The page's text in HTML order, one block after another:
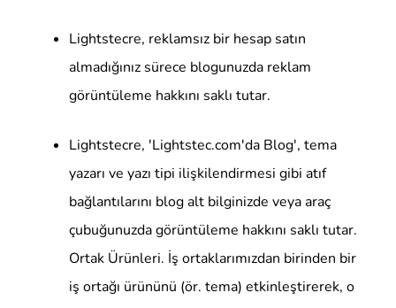
Lightstecre, reklamsız bir hesap satın
almadığınız sürece blogunuzda reklam
görüntüleme hakkını saklı tutar.
Lightstecre, 'Lightstec.com'da Blog', tema
yazarı ve yazı tipi ilişkilendirmesi gibi atıf
bağlantılarını blog alt bilginizde veya araç
çubuğunuzda görüntüleme hakkını saklı tutar.
Ortak Ürünleri. İş ortaklarımızdan birinden bir
iş ortağı ürününü (ör. tema) etkinleştirerek, o